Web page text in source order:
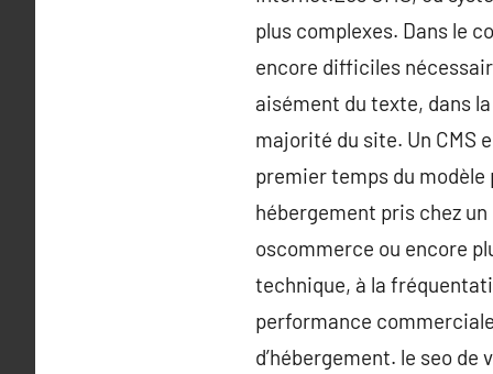
plus complexes. Dans le
encore difficiles
aisément du texte, dans
majorité du site. Un CMS
premier temps du
hébergement pris chez
oscommerce ou encore
technique, à la
performance
d’hébergement. le seo